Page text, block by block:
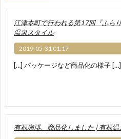
江津本町で行われる第17回『ふら
温泉スタイル
2019-05-31 01:17
[…] パッケージなど商品化の様子 […]
有福珈琲、商品化しました | 有福